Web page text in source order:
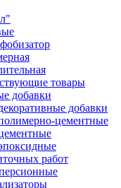
товары
добавки
добавки
цементные
работ